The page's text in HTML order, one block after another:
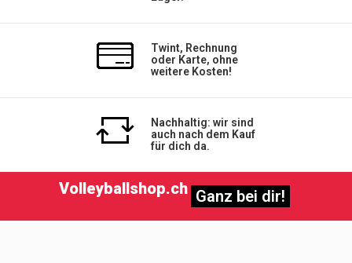
Twint, Rechnung
oder Karte, ohne
weitere Kosten!
Nachhaltig: wir sind
auch nach dem Kauf
für dich da.
Volleyballshop.ch Ganz bei dir!